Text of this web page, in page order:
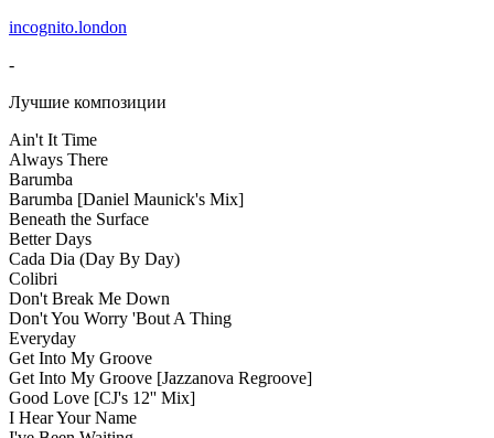
incognito.london
-
Лучшие композиции
Ain't It Time
Always There
Barumba
Barumba [Daniel Maunick's Mix]
Beneath the Surface
Better Days
Cada Dia (Day By Day)
Colibri
Don't Break Me Down
Don't You Worry 'Bout A Thing
Everyday
Get Into My Groove
Get Into My Groove [Jazzanova Regroove]
Good Love [CJ's 12'' Mix]
I Hear Your Name